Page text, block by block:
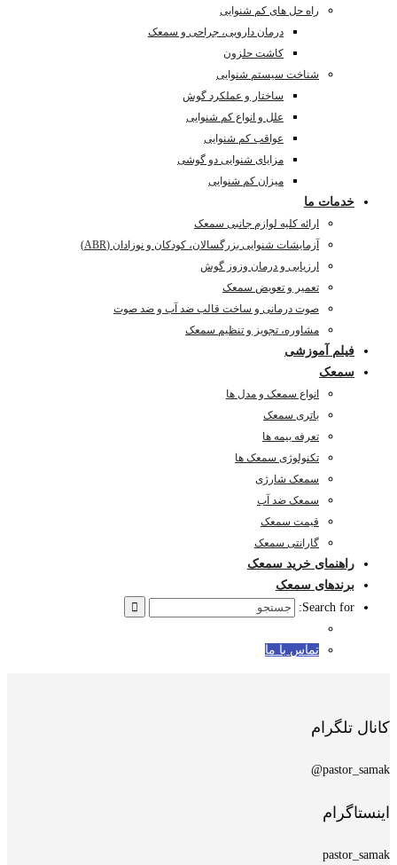
راه حل های کم شنوایی
درمان دارویی، جراحی و سمعک
کاشت حلزون
شناخت سیستم شنوایی
ساختار و عملکرد گوش
علل و انواع کم شنوایی
عواقب کم شنوایی
مزایای شنوایی دو گوشی
میزان کم شنوایی
خدمات ما
ارائه کلیه لوازم جانبی سمعک
آزمایشات شنوایی بزرگسالان، کودکان و نوزادان (ABR)
ارزیابی و درمان وزوز گوش
تعمیر و تعویض سمعک
صوت درمانی و ساخت قالب ضد آب و ضد صوت
مشاوره، تجویز و تنظیم سمعک
فیلم آموزشی
سمعک
انواع سمعک و مدل ها
باتری سمعک
تعرفه بیمه ها
تکنولوژی سمعک ها
سمعک شارژی
سمعک ضد آب
قیمت سمعک
گارانتی سمعک
راهنمای خرید سمعک
برندهای سمعک
Search for:
تماس با ما
کانال تلگرام
pastor_samak@
اینستاگرام
pastor_samak